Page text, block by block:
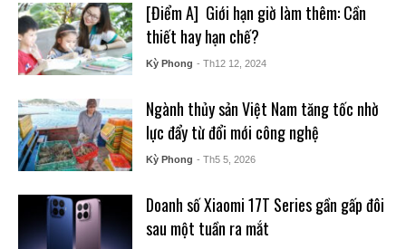
[Điểm A] Giới hạn giờ làm thêm: Cần
thiết hay hạn chế?
Kỳ Phong - Th12 12, 2024
Ngành thủy sản Việt Nam tăng tốc nhờ
lực đẩy từ đổi mới công nghệ
Kỳ Phong - Th5 5, 2026
Doanh số Xiaomi 17T Series gần gấp đôi
sau một tuần ra mắt